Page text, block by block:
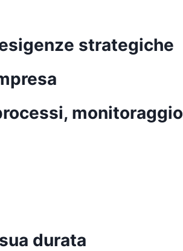
strategiche
monitoraggio
durata